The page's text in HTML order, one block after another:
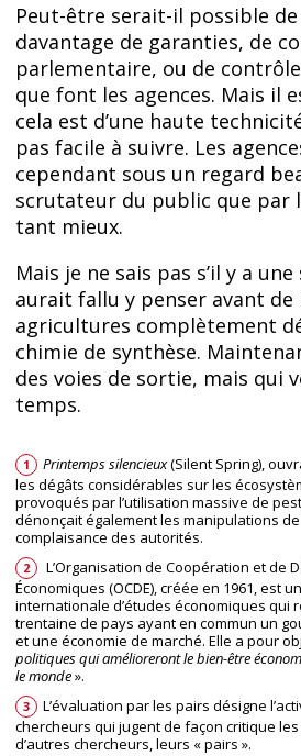
Peut-être serait-il possible de
davantage de garanties, de
parlementaire, ou de
que font les agences. Mais il
cela est d’une haute
pas facile à suivre. Les
cependant sous un regard
scrutateur du public que par
tant mieux.
Mais je ne sais pas s’il y a
aurait fallu y penser avant de
agricultures complètement
chimie de synthèse.
des voies de sortie, mais qui
temps.
1 Printemps silencieux(Silent Spring),
les dégâts considérables sur les
provoqués par l’utilisation massive de
dénonçait également les manipulations de
complaisance des autorités.
2
L’Organisation de Coopération et de
Économiques (OCDE), créée en 1961, est
internationale d’études économiques qui
trentaine de pays ayant en commun un
et une économie de marché. Elle a pour
politiques qui amélioreront le bien-être
le monde».
3
L’évaluation par les pairs désigne
chercheurs qui jugent de façon critique
d’autres chercheurs, leurs « pairs ».